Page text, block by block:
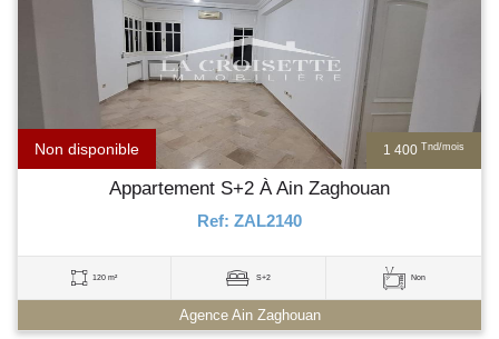
1 400 Tnd/mois
Non disponible
Appartement S+2 À Ain Zaghouan
Ref: ZAL2140
120 m² S+2 Non
Agence Ain Zaghouan